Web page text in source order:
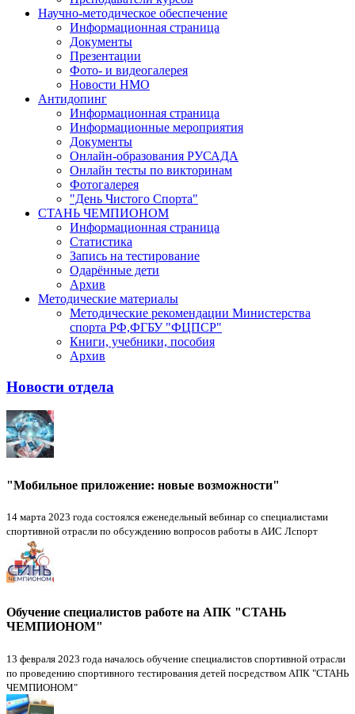
Научно-методическое обеспечение
Информационная страница
Документы
Презентации
Фото- и видеогалерея
Новости НМО
Антидопинг
Информационная страница
Информационные мероприятия
Документы
Онлайн-образования РУСАДА
Онлайн тесты по викторинам
Фотогалерея
"День Чистого Спорта"
СТАНЬ ЧЕМПИОНОМ
Информационная страница
Статистика
Запись на тестирование
Одарённые дети
Архив
Методические материалы
Методические рекомендации Министерства
спорта РФ,ФГБУ "ФЦПСР"
Книги, учебники, пособия
Архив
Новости отдела
"Мобильное приложение: новые возможности"
14 марта 2023 года состоялся еженедельный вебинар со специалистами
спортивной отрасли по обсуждению вопросов работы в АИС Лспорт
Обучение специалистов работе на АПК "СТАНЬ
ЧЕМПИОНОМ"
13 февраля 2023 года началось обучение специалистов спортивной отрасли
по проведению спортивного тестирования детей посредством АПК "СТАНЬ
ЧЕМПИОНОМ"